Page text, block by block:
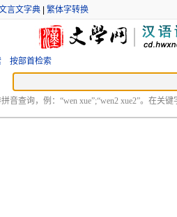
言文字典| 繁体字转换
按部首检索
音查询，例：“wen xue”;“wen2 xue2”。在关